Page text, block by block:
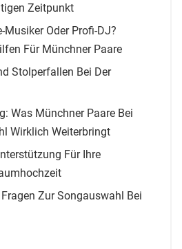
Zeitpunkt
Musiker Oder Profi-DJ?
Für Münchner Paare
Stolperfallen Bei Der
Was Münchner Paare Bei
Wirklich Weiterbringt
Für Ihre
Zur Songauswahl Bei